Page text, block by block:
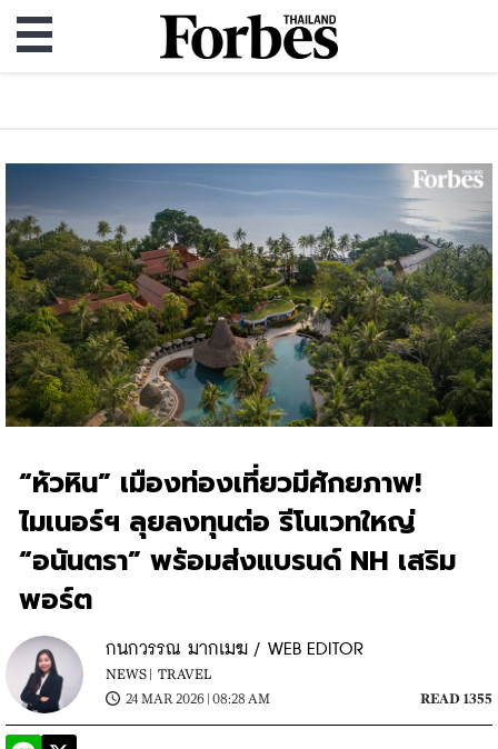
“หัวหิน” เมืองท่องเที่ยวมีศักยภาพ!
ไมเนอร์ฯ ลุยลงทุนต่อ รีโนเวทใหญ่
“อนันตรา” พร้อมส่งแบรนด์ NH เสริม
พอร์ต
กนกวรรณ มากเมฆ / WEB EDITOR
NEWS | TRAVEL
24 MAR 2026 | 08:28 AM
READ 1355